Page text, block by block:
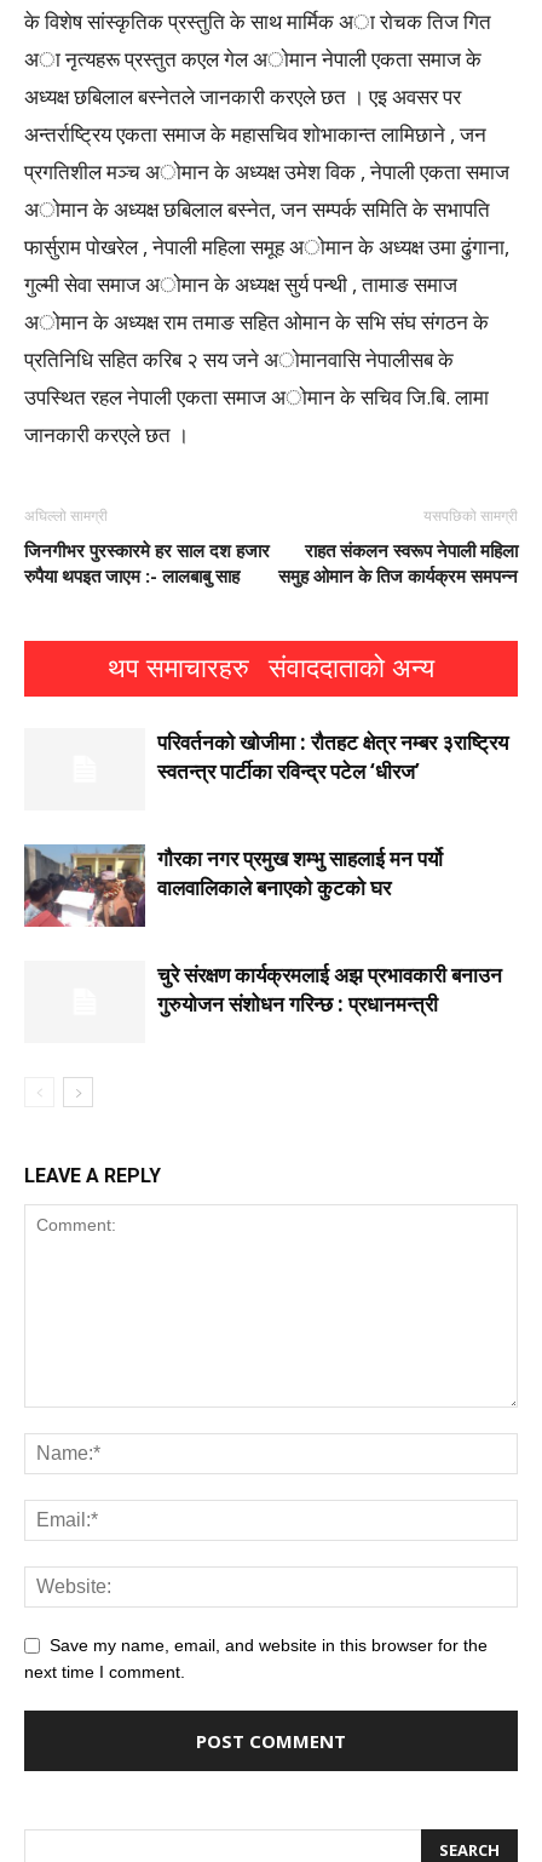
के विशेष सांस्कृतिक प्रस्तुति के साथ मार्मिक अा राेचक तिज गित
अा नृत्यहरू प्रस्तुत कएल गेल अाेमान नेपाली एकता समाज के
अध्यक्ष छबिलाल बस्नेतले जानकारी करएले छत । एइ अवसर पर
अन्तर्राष्ट्रिय एकता समाज के महासचिव शाेभाकान्त लामिछाने , जन
प्रगतिशील मञ्च अाेमान के अध्यक्ष उमेश विक , नेपाली एकता समाज
अाेमान के अध्यक्ष छबिलाल बस्नेत, जन सम्पर्क समिति के सभापति
फार्सुराम पाेखरेल , नेपाली महिला समूह अाेमान के अध्यक्ष उमा ढुंगाना,
गुल्मी सेवा समाज अाेमान के अध्यक्ष सुर्य पन्थी , तामाङ समाज
अाेमान के अध्यक्ष राम तमाङ सहित ओमान के सभि संघ संगठन के
प्रतिनिधि सहित करिब २ सय जने अाेमानवासि नेपालीसब के
उपस्थित रहल नेपाली एकता समाज अाेमान के सचिव जि.बि. लामा
जानकारी करएले छत ।
अघिल्लो सामग्री
जिनगीभर पुरस्कारमे हर साल दश हजार
रुपैया थपइत जाएम :- लालबाबु साह
यसपछिको सामग्री
राहत संकलन स्वरूप नेपाली महिला
समुह ओमान के तिज कार्यक्रम समपन्न
थप समाचारहरु संवाददाताको अन्य
परिवर्तनको खोजीमा : रौतहट क्षेत्र नम्बर ३राष्ट्रिय
स्वतन्त्र पार्टीका रविन्द्र पटेल ‘धीरज’
गाैरका नगर प्रमुख शम्भु साहलाई मन पर्यो
वालवालिकाले बनाएको कुटको घर
चुरे संरक्षण कार्यक्रमलाई अझ प्रभावकारी बनाउन
गुरुयोजन संशोधन गरिन्छ : प्रधानमन्त्री
LEAVE A REPLY
Save my name, email, and website in this browser for the
next time I comment.